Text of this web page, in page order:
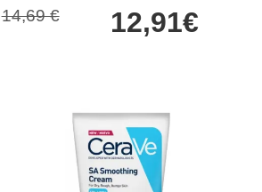
14,69 € 12,91€